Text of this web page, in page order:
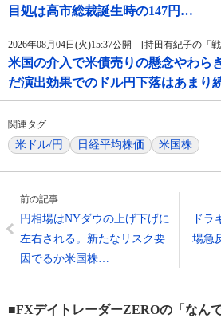
目処は高市総裁誕生時の147円…
2026年08月04日(火)15:37公開 [持田有紀子の「
米国の介入で米債売りの懸念やわら
だ演出効果でのドル円下落はあまり
関連タグ
米ドル/円 日経平均株価 米国株
前の記事
円相場はNYダウの上げ下げに
左右される。新たなリスク要
因でるか米国株…
ドラ
場急
■FXデイトレーダーZEROの「なん